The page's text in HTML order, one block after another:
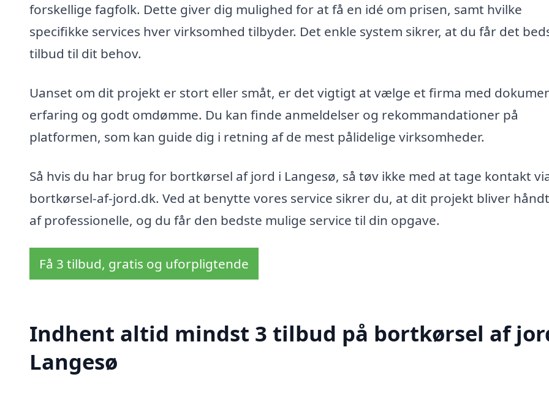
forskellige fagfolk. Dette giver dig mulighed for at få en idé om prisen, samt hvilke
specifikke services hver virksomhed tilbyder. Det enkle system sikrer, at du får det
tilbud til dit behov.
Uanset om dit projekt er stort eller småt, er det vigtigt at vælge et firma med
erfaring og godt omdømme. Du kan finde anmeldelser og rekommandationer på
platformen, som kan guide dig i retning af de mest pålidelige virksomheder.
Så hvis du har brug for bortkørsel af jord i Langesø, så tøv ikke med at tage kontakt
bortkørsel-af-jord.dk. Ved at benytte vores service sikrer du, at dit projekt bliver
af professionelle, og du får den bedste mulige service til din opgave.
Få 3 tilbud, gratis og uforpligtende
Indhent altid mindst 3 tilbud på bortkørsel af
Langesø